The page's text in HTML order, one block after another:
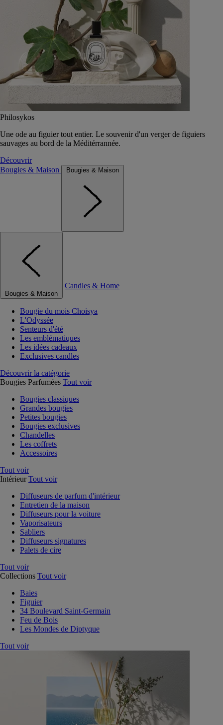
Philosykos
Une ode au figuier tout entier. Le souvenir d'un verger de figuiers
sauvages au bord de la Méditérrannée.
Découvrir
Bougies & Maison
Bougies & Maison
Bougies & Maison
Candles & Home
Bougie du mois Choisya
L'Odyssée
Senteurs d'été
Les emblématiques
Les idées cadeaux
Exclusives candles
Découvrir la catégorie
Bougies Parfumées Tout voir
Bougies classiques
Grandes bougies
Petites bougies
Bougies exclusives
Chandelles
Les coffrets
Accessoires
Tout voir
Intérieur Tout voir
Diffuseurs de parfum d'intérieur
Entretien de la maison
Diffuseurs pour la voiture
Vaporisateurs
Sabliers
Diffuseurs signatures
Palets de cire
Tout voir
Collections Tout voir
Baies
Figuier
34 Boulevard Saint-Germain
Feu de Bois
Les Mondes de Diptyque
Tout voir